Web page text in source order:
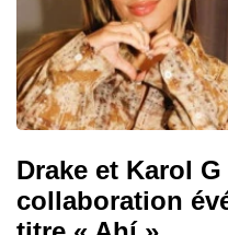
Drake et Karol
collaboration